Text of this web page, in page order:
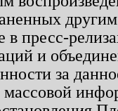
пресс-
и
за
массовой